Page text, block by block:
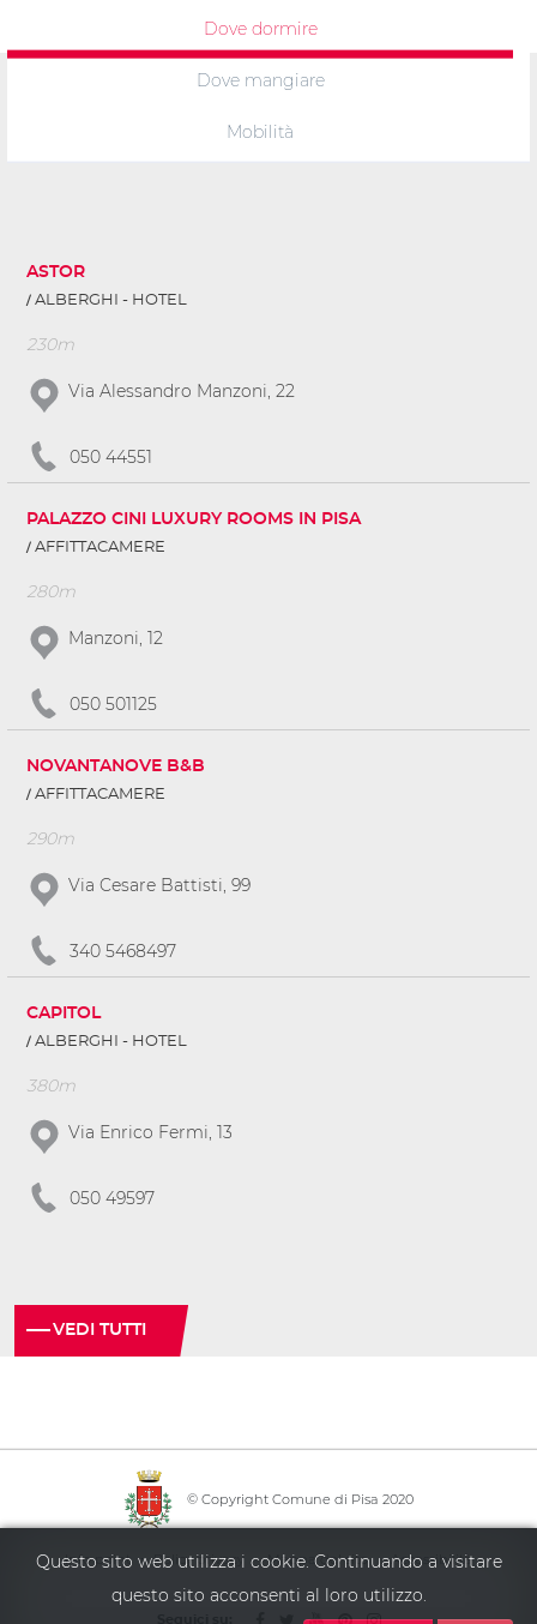
Dove dormire
Dove mangiare
Mobilità
ASTOR
ALBERGHI - HOTEL
230m
Via Alessandro Manzoni, 22
050 44551
PALAZZO CINI LUXURY ROOMS IN PISA
AFFITTACAMERE
280m
Manzoni, 12
050 501125
NOVANTANOVE B&B
AFFITTACAMERE
290m
Via Cesare Battisti, 99
340 5468497
CAPITOL
ALBERGHI - HOTEL
380m
Via Enrico Fermi, 13
050 49597
VEDI TUTTI
© Copyright Comune di Pisa 2020
Info point·Policy privacy ·Mappa del sito·Accessibilità
Questo sito web utilizza i cookie. Continuando a visitare
questo sito acconsenti al loro utilizzo.